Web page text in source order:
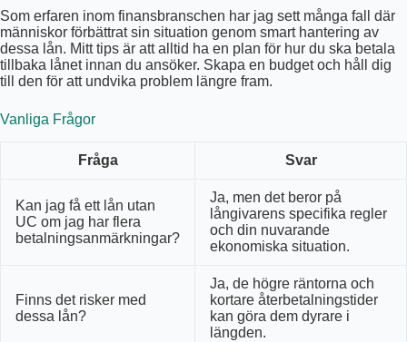
Som erfaren inom finansbranschen har jag sett många fall där
människor förbättrat sin situation genom smart hantering av
dessa lån. Mitt tips är att alltid ha en plan för hur du ska betala
tillbaka lånet innan du ansöker. Skapa en budget och håll dig
till den för att undvika problem längre fram.
Vanliga Frågor
Fråga Svar
Kan jag få ett lån utan
UC om jag har flera
betalningsanmärkningar?
Ja, men det beror på
långivarens specifika regler
och din nuvarande
ekonomiska situation.
Finns det risker med
dessa lån?
Ja, de högre räntorna och
kortare återbetalningstider
kan göra dem dyrare i
längden.